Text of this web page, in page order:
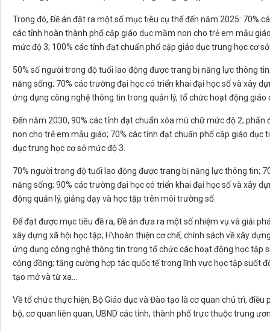
Trong đó, Đề án đặt ra một số mục tiêu cụ thể đến năm 2025: 70%
các tỉnh hoàn thành phổ cập giáo dục mầm non cho trẻ em mẫu
mức độ 3; 100% các tỉnh đạt chuẩn phổ cập giáo dục trung học cơ
50% số người trong độ tuổi lao động được trang bị năng lực thông
năng sống; 70% các trường đại học có triển khai đại học số và xây
ứng dụng công nghệ thông tin trong quản lý, tổ chức hoạt động giáo
Đến năm 2030, 90% các tỉnh đạt chuẩn xóa mù chữ mức độ 2;
non cho trẻ em mẫu giáo; 70% các tỉnh đạt chuẩn phổ cập giáo dục
dục trung học cơ sở mức độ 3.
70% người trong độ tuổi lao động được trang bị năng lực thông tin;
năng sống; 90% các trường đại học có triển khai đại học số và xây
động quản lý, giảng dạy và học tập trên môi trường số.
Để đạt được mục tiêu đề ra, Đề án đưa ra một số nhiệm vụ và giải
xây dựng xã hội học tập; H\hoàn thiện cơ chế, chính sách về xây
ứng dụng công nghệ thông tin trong tổ chức các hoạt động học
cộng đồng; tăng cường hợp tác quốc tế trong lĩnh vực học tập suốt
tạo mở và từ xa…
Về tổ chức thực hiện, Bộ Giáo dục và Đào tạo là cơ quan chủ trì,
bộ, cơ quan liên quan, UBND các tỉnh, thành phố trực thuộc trung